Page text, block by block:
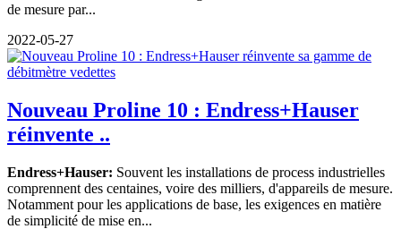
de mesure par...
2022-05-27
Nouveau Proline 10 : Endress+Hauser
réinvente ..
Endress+Hauser: Souvent les installations de process industrielles
comprennent des centaines, voire des milliers, d'appareils de mesure.
Notamment pour les applications de base, les exigences en matière
de simplicité de mise en...